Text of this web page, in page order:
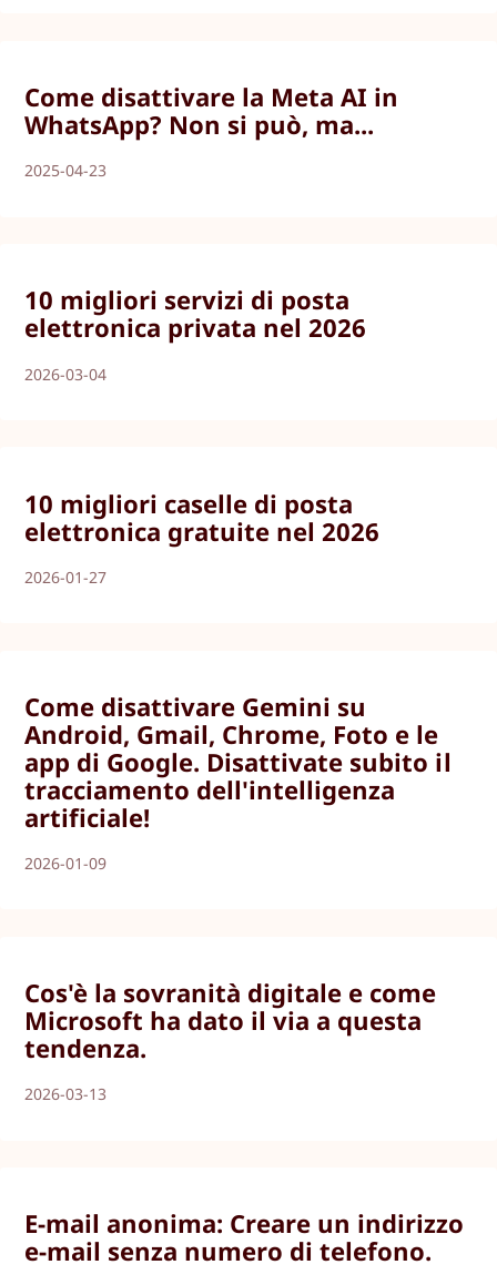
Come disattivare la Meta AI in
WhatsApp? Non si può, ma...
2025-04-23
10 migliori servizi di posta
elettronica privata nel 2026
2026-03-04
10 migliori caselle di posta
elettronica gratuite nel 2026
2026-01-27
Come disattivare Gemini su
Android, Gmail, Chrome, Foto e le
app di Google. Disattivate subito il
tracciamento dell'intelligenza
artificiale!
2026-01-09
Cos'è la sovranità digitale e come
Microsoft ha dato il via a questa
tendenza.
2026-03-13
E-mail anonima: Creare un indirizzo
e-mail senza numero di telefono.